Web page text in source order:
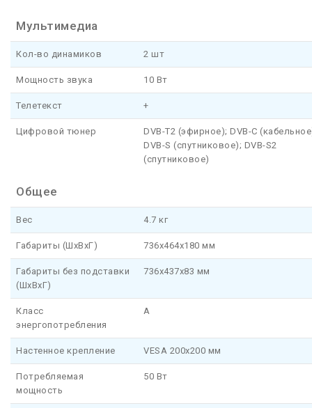
Мультимедиа
Кол-во динамиков 2 шт
Мощность звука 10 Вт
Телетекст +
Цифровой тюнер
DVB-T2 (эфирное); DVB-C
DVB-S (спутниковое); DVB-S2
(спутниковое)
Общее
Вес 4.7 кг
Габариты (ШхВхГ) 736x464x180 мм
Габариты без подставки
(ШхВхГ)
736x437x83 мм
Класс
энергопотребления
A
Настенное крепление VESA 200х200 мм
Потребляемая
мощность
50 Вт